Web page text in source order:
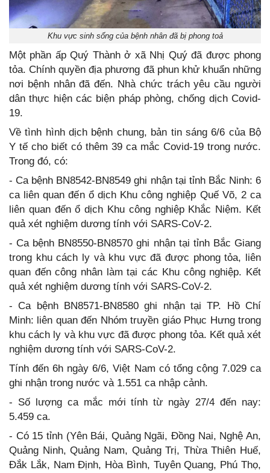
Khu vực sinh sống của bệnh nhân đã bị phong toả
Một phần ấp Quý Thành ở xã Nhị Quý đã được phong
tỏa. Chính quyền địa phương đã phun khử khuẩn những
nơi bệnh nhân đã đến. Nhà chức trách yêu cầu người
dân thực hiện các biện pháp phòng, chống dịch Covid-
19.
Về tình hình dịch bệnh chung, bản tin sáng 6/6 của Bộ
Y tế cho biết có thêm 39 ca mắc Covid-19 trong nước.
Trong đó, có:
- Ca bệnh BN8542-BN8549 ghi nhận tại tỉnh Bắc Ninh: 6
ca liên quan đến ổ dịch Khu công nghiệp Quế Võ, 2 ca
liên quan đến ổ dịch Khu công nghiệp Khắc Niệm. Kết
quả xét nghiệm dương tính với SARS-CoV-2.
- Ca bệnh BN8550-BN8570 ghi nhận tại tỉnh Bắc Giang
trong khu cách ly và khu vực đã được phong tỏa, liên
quan đến công nhân làm tại các Khu công nghiệp. Kết
quả xét nghiệm dương tính với SARS-CoV-2.
- Ca bệnh BN8571-BN8580 ghi nhận tại TP. Hồ Chí
Minh: liên quan đến Nhóm truyền giáo Phục Hưng trong
khu cách ly và khu vực đã được phong tỏa. Kết quả xét
nghiệm dương tính với SARS-CoV-2.
Tính đến 6h ngày 6/6, Việt Nam có tổng cộng 7.029 ca
ghi nhận trong nước và 1.551 ca nhập cảnh.
- Số lượng ca mắc mới tính từ ngày 27/4 đến nay:
5.459 ca.
- Có 15 tỉnh (Yên Bái, Quảng Ngãi, Đồng Nai, Nghệ An,
Quảng Ninh, Quảng Nam, Quảng Trị, Thừa Thiên Huế,
Đắk Lắk, Nam Định, Hòa Bình, Tuyên Quang, Phú Thọ,